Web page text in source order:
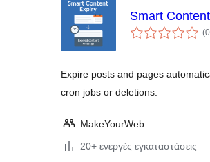
Smart
(0
Expire posts and pages
cron jobs or deletions.
MakeYourWeb
20+ ενεργές εγκαταστάσεις